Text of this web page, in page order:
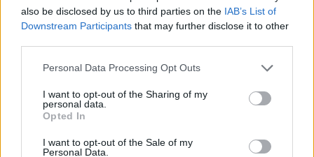
also be disclosed by us to third parties on the IAB’s List of
Downstream Participants that may further disclose it to other
Personal Data Processing Opt Outs
I want to opt-out of the Sharing of my
personal data.
Opted In
I want to opt-out of the Sale of my
Personal Data.
ενίσχυσης των εθελοντών του
Πλωμαρίου
Ο Θεόδωρος Βαλσαμίδης προτείνει
την αγορά πλήρως εξοπλισμένου
του στο κλιμάκιο
Με λαμπρότητα η Μεταμόρφωση
Μιστεγνών